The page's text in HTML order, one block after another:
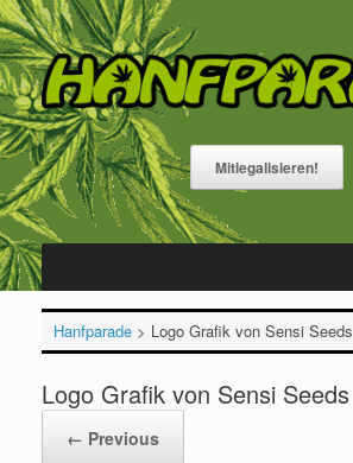
Skip
to
content
Mitlegalisieren!
Hanfparade> Logo Grafik von Sensi Seeds
Logo Grafik von Sensi Seeds
← Previous